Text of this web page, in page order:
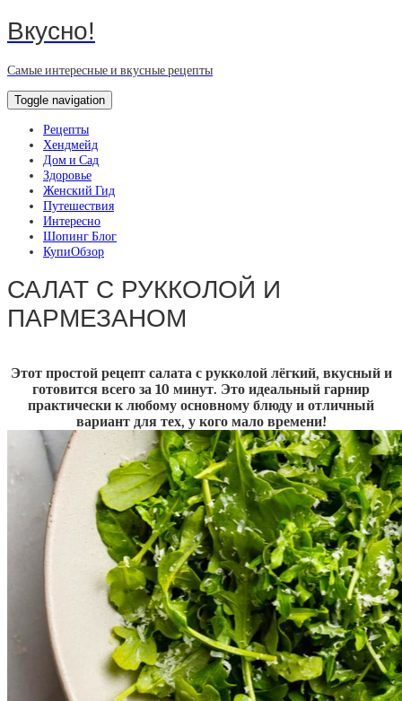
Вкусно!
Самые интересные и вкусные рецепты
Toggle navigation
Рецепты
Хендмейд
Дом и Сад
Здоровье
Женский Гид
Путешествия
Интересно
Шопинг Блог
КупиОбзор
САЛАТ С РУККОЛОЙ И
ПАРМЕЗАНОМ
Этот простой рецепт салата с рукколой лёгкий, вкусный и
готовится всего за 10 минут. Это идеальный гарнир
практически к любому основному блюду и отличный
вариант для тех, у кого мало времени!